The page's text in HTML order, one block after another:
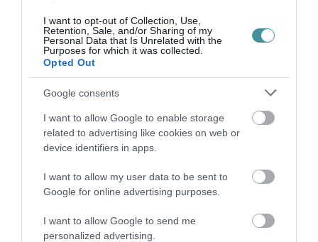
I want to opt-out of Collection, Use,
Retention, Sale, and/or Sharing of my
Personal Data that Is Unrelated with the
Purposes for which it was collected.
Opted Out
Google consents
I want to allow Google to enable storage
related to advertising like cookies on web or
device identifiers in apps.
I want to allow my user data to be sent to
Google for online advertising purposes.
I want to allow Google to send me
personalized advertising.
KATONAI HELIKOPTEREK SEGÍTIK AZ
2026. augusztus 05|Riasztó
LEGNAGYOBB BORÜNNEPE: AUGUSZT...
2026. augusztus 05|Programok